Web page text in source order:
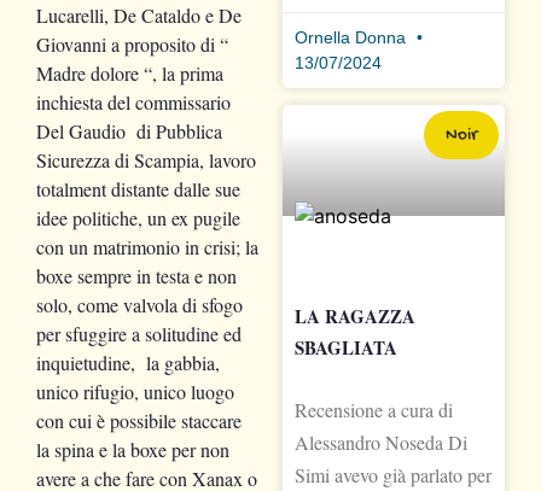
Lucarelli, De Cataldo e De
Giovanni a proposito di “
Madre dolore “, la prima
inchiesta del commissario
Del Gaudio di Pubblica
Sicurezza di Scampia, lavoro
totalment distante dalle sue
idee politiche, un ex pugile
con un matrimonio in crisi; la
boxe sempre in testa e non
solo, come valvola di sfogo
per sfuggire a solitudine ed
inquietudine, la gabbia,
unico rifugio, unico luogo
con cui è possibile staccare
la spina e la boxe per non
avere a che fare con Xanax o
Ornella Donna
13/07/2024
Noir
LA RAGAZZA
SBAGLIATA
Recensione a cura di
Alessandro Noseda Di
Simi avevo già parlato per